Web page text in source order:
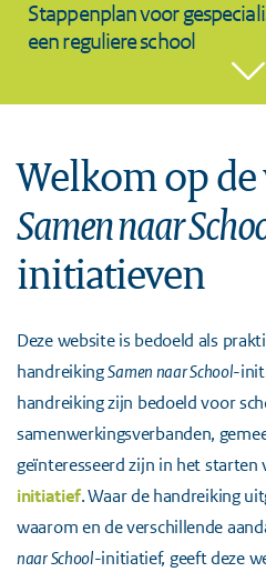
Stappenplan voor
een reguliere school
Welkom op
Samen naar
initiatieven
Deze website is bedoeld als
handreikingSamen naar School-
handreiking zijn bedoeld voor
samenwerkingsverbanden,
geïnteresseerd zijn in het starten
initiatief. Waar de handreiking
waarom en de verschillende
naar School-initiatief, geeft deze